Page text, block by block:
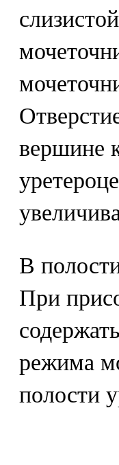
вершине
В
При
режима
полости